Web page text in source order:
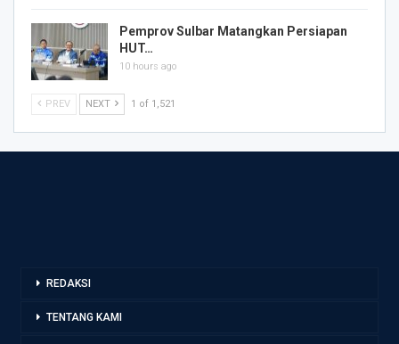
Pemprov Sulbar Matangkan Persiapan
HUT…
10 hours ago
PREV NEXT 1 of 1,521
REDAKSI
TENTANG KAMI